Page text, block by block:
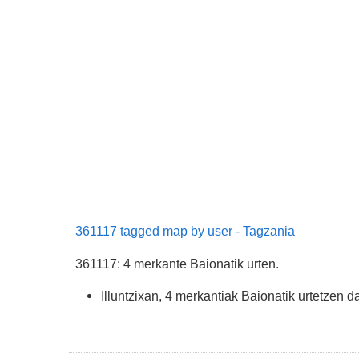
361117 tagged map by user - Tagzania
361117: 4 merkante Baionatik urten.
Illuntzixan, 4 merkantiak Baionatik urtetzen